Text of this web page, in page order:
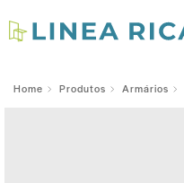
Home Produtos Armários